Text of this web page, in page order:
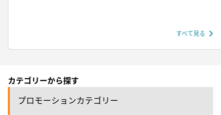
すべて見る
カテゴリーから探す
プロモーションカテゴリー